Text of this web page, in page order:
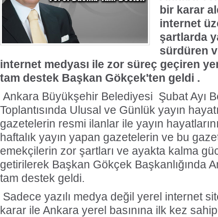
bir karar
internet
şartlarda
sürdüren
internet medyası ile zor süreç geçiren
tam destek Başkan Gökçek'ten geldi .
Ankara Büyükşehir Belediyesi Şubat Ayı
Toplantısında Ulusal ve Günlük yayın
gazetelerin resmi ilanlar ile yayın
haftalık yayın yapan gazetelerin ve bu
emekçilerin zor şartları ve ayakta kalma
getirilerek Başkan Gökçek Başkanlığında
tam destek geldi.
Sadece yazılı medya değil yerel internet
karar ile Ankara yerel basınına ilk kez sahip